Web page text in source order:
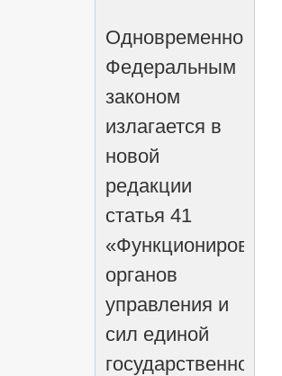
Одновременно
Федеральным
законом
излагается в
новой
редакции
статья 41
органов
управления и
сил единой
государственной